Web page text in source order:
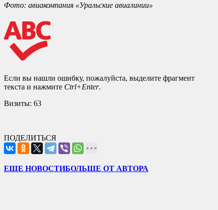
Фото: авиакомпания «Уральские авиалинии»
Если вы нашли ошибку, пожалуйста, выделите фрагмент
текста и нажмите Ctrl+Enter.
Визиты: 63
ПОДЕЛИТЬСЯ
ЕЩЕ НОВОСТИБОЛЬШЕ ОТ АВТОРА